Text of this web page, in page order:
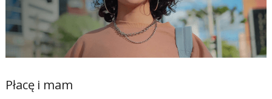
Płacę i mam